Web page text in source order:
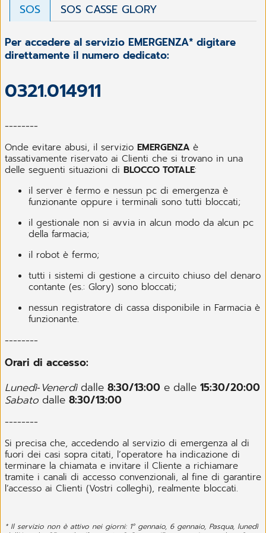
SOS SOS CASSE GLORY
Per accedere al servizio EMERGENZA* digitare
direttamente il numero dedicato:
0321.014911
--------
Onde evitare abusi, il servizio EMERGENZA è
tassativamente riservato ai Clienti che si trovano in una
delle seguenti situazioni di BLOCCO TOTALE:
il server è fermo e nessun pc di emergenza è
funzionante oppure i terminali sono tutti bloccati;
il gestionale non si avvia in alcun modo da alcun pc
della farmacia;
il robot è fermo;
tutti i sistemi di gestione a circuito chiuso del denaro
contante (es.: Glory) sono bloccati;
nessun registratore di cassa disponibile in Farmacia è
funzionante.
--------
Orari di accesso:
Lunedì‐Venerdìdalle 8:30/13:00 e dalle 15:30/20:00
Sabato dalle 8:30/13:00
--------
Si precisa che, accedendo al servizio di emergenza al di
fuori dei casi sopra citati, l’operatore ha indicazione di
terminare la chiamata e invitare il Cliente a richiamare
tramite i canali di accesso convenzionali, al fine di garantire
l’accesso ai Clienti (Vostri colleghi), realmente bloccati.
* Il servizio non è attivo nei giorni: 1° gennaio, 6 gennaio, Pasqua, lunedì